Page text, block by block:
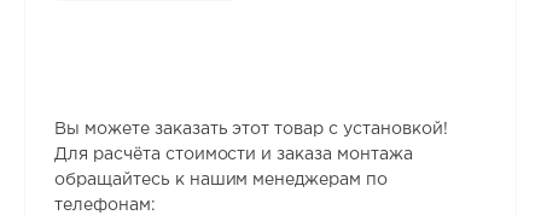
Вы можете заказать этот товар с установкой!
Для расчёта стоимости и заказа монтажа
обращайтесь к нашим менеджерам по
телефонам: